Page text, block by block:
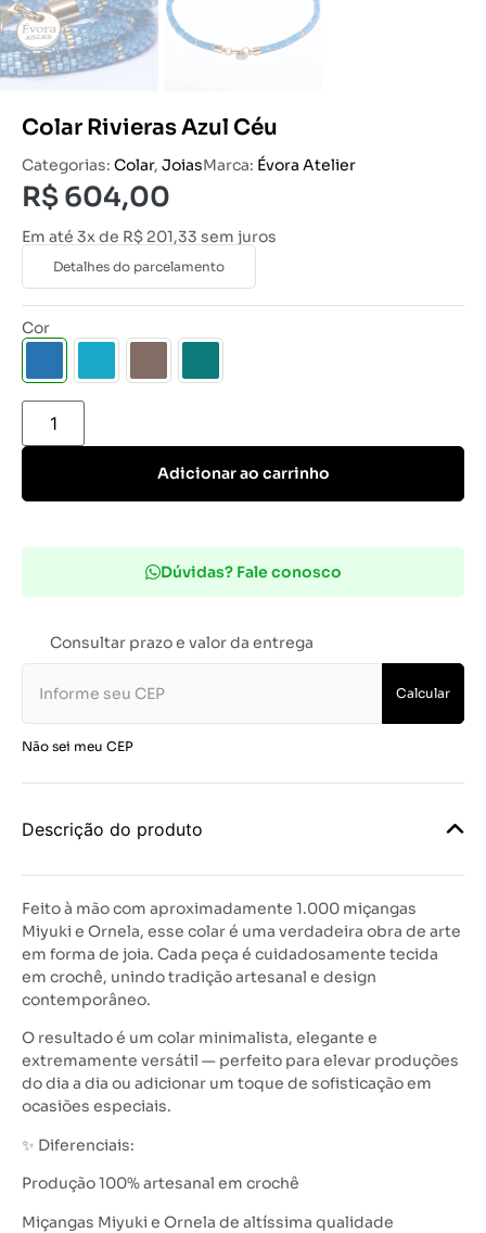
Colar Rivieras Azul Céu
Categorias: Colar, JoiasMarca: Évora Atelier
R$604,00
Em até 3x de R$ 201,33 sem juros
Detalhes do parcelamento
Cor
Adicionar ao carrinho
Dúvidas? Fale conosco
Consultar prazo e valor da entrega
Calcular
Não sei meu CEP
Descrição do produto
Feito à mão com aproximadamente 1.000 miçangas
Miyuki e Ornela, esse colar é uma verdadeira obra de arte
em forma de joia. Cada peça é cuidadosamente tecida
em crochê, unindo tradição artesanal e design
contemporâneo.
O resultado é um colar minimalista, elegante e
extremamente versátil — perfeito para elevar produções
do dia a dia ou adicionar um toque de sofisticação em
ocasiões especiais.
✨ Diferenciais:
Produção 100% artesanal em crochê
Miçangas Miyuki e Ornela de altíssima qualidade